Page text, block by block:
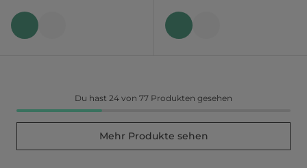
Du hast 24 von 77 Produkten gesehen
Mehr Produkte sehen